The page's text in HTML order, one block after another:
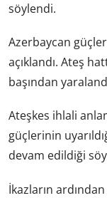
söylendi.
Azerbaycan
açıklandı. Ateş
başından
Ateşkes ihlali
güçlerinin
devam edildiği
İkazların